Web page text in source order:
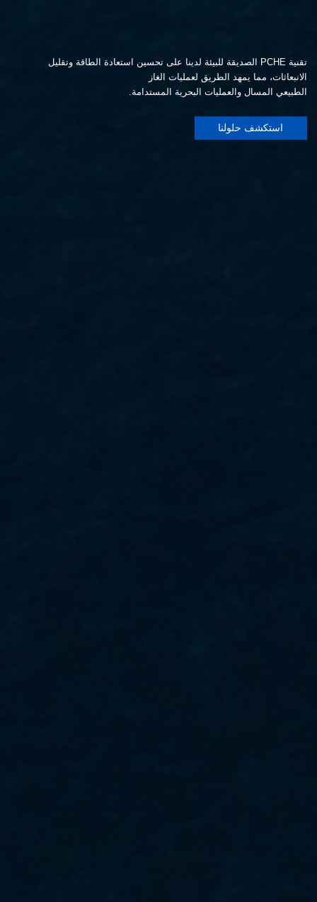
تقنية PCHE الصديقة للبيئة لدينا على تحسين استعادة الطاقة وتقليل
الانبعاثات، مما يمهد الطريق لعمليات الغاز
الطبيعي المسال والعمليات البحرية المستدامة.
استكشف حلولنا